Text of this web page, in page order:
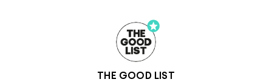
THE GOOD LIST